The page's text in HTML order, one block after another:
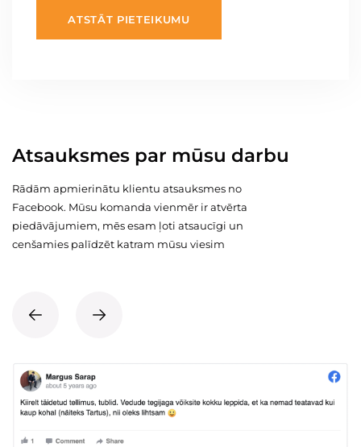
ATSTĀT PIETEIKUMU
Atsauksmes par mūsu darbu
Rādām apmierinātu klientu atsauksmes no
Facebook. Mūsu komanda vienmēr ir atvērta
piedāvājumiem, mēs esam ļoti atsaucīgi un
cenšamies palīdzēt katram mūsu viesim